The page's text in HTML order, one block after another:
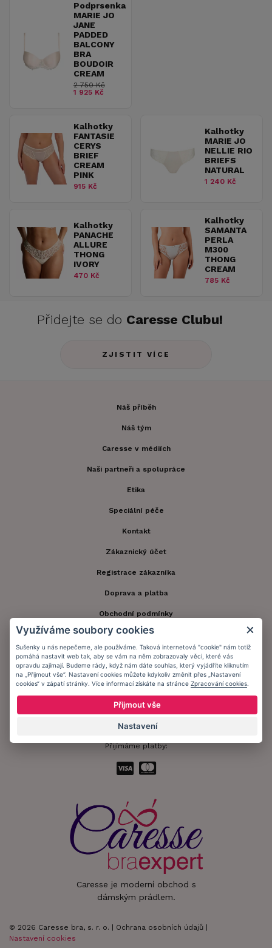
Podprsenka
MARIE JO
JANE
PADDED
BALCONY
BRA
BOUDOIR
CREAM
2 750 Kč
1 925 Kč
Kalhotky
FANTASIE
CERYS
BRIEF
CREAM
PINK
915 Kč
Kalhotky
MARIE JO
NELLIE RIO
BRIEFS
NATURAL
1 240 Kč
Kalhotky
PANACHE
ALLURE
THONG
IVORY
470 Kč
Kalhotky
SAMANTA
PERLA
M300
THONG
CREAM
785 Kč
Přidejte se do Caresse Clubu!
ZJISTIT VÍCE
Caresse je moderní obchod s
dámským prádlem.
© 2026 Caresse bra, s. r. o. | Ochrana osobních údajů |
Nastavení cookies
Náš příběh
Náš tým
Caresse v médiích
Naši partneři a spolupráce
Etika
Speciální péče
Kontakt
Zákaznický účet
Registrace zákazníka
Doprava a platba
Obchodní podmínky
Ochrana osobních údajů
Informační memorandum
Zůstaňte s námi v kontaktu.
Přijímáme platby:
Využíváme soubory cookies
Sušenky u nás nepečeme, ale používáme. Taková internetová "cookie" nám totiž
pomáhá nastavit web tak, aby se vám na něm zobrazovaly věci, které vás
opravdu zajímají. Budeme rády, když nám dáte souhlas, který vyjádříte kliknutím
na „Přijmout vše“. Nastavení cookies můžete kdykoliv změnit přes „Nastavení
cookies“ v zápatí stránky. Více informací získáte na stránce Zpracování cookies
Přijmout vše
Nastavení